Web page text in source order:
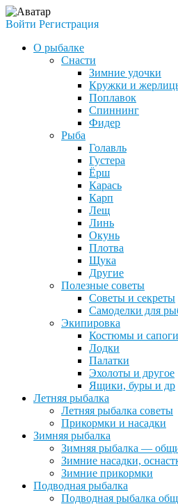
Войти Регистрация
О рыбалке
Снасти
Зимние удочки
Кружки и
Поплавок
Спиннинг
Фидер
Рыба
Голавль
Густера
Ёрш
Карась
Карп
Лещ
Линь
Окунь
Плотва
Щука
Другие
Полезные советы
Советы и секреты
Самоделки для
Экипировка
Костюмы и сапоги
Лодки
Палатки
Эхолоты и другое
Ящики, буры и др
Летняя рыбалка
Летняя рыбалка советы
Прикормки и насадки
Зимняя рыбалка
Зимняя рыбалка —
Зимние насадки,
Зимние прикормки
Подводная рыбалка
Подводная рыбалка